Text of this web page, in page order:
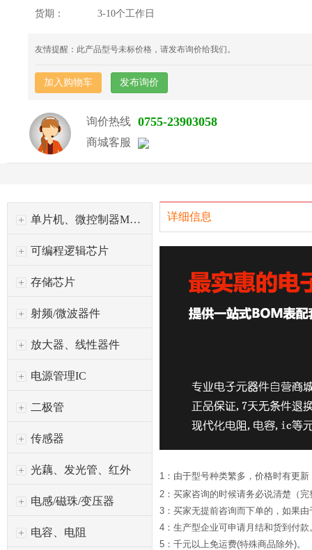
货期：
3-10个工作日
友情提醒：此产品型号未标价格，请发布询价给我们。
加入购物车 发布询价
询价热线 0755-23903058
商城客服
单片机、微控制器MCU
可编程逻辑芯片
存储芯片
射频/微波器件
放大器、线性器件
电源管理IC
二极管
传感器
光藕、发光管、红外
电感/磁珠/变压器
电容、电阻
详细信息
1：由于型号种类繁多，价格时有更
2：买家咨询的时候请务必说清楚（
3：买家无提前咨询而下单的，如果
4：生产型企业可申请月结和货到付款
5：千元以上免运费(特殊商品除外)。